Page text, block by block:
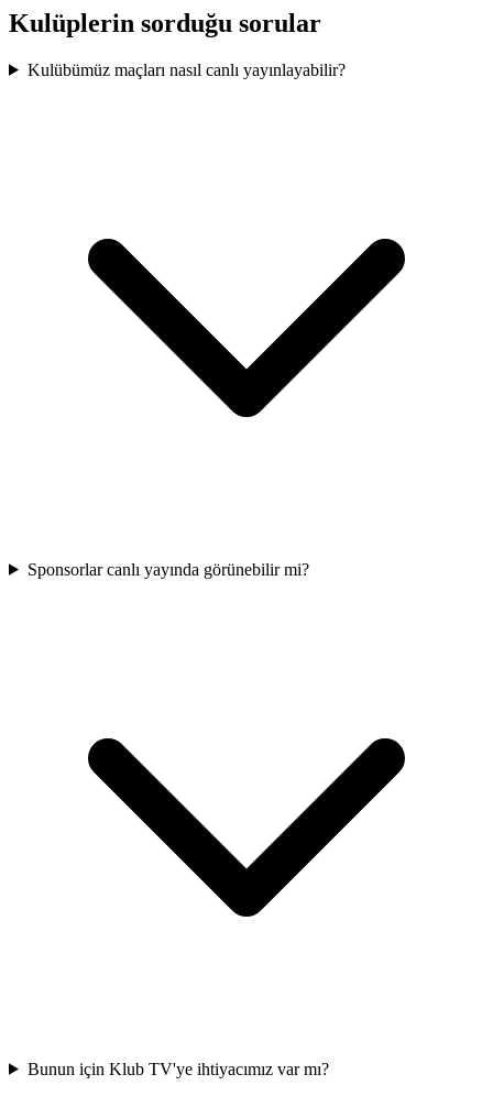
Kulüplerin sorduğu sorular
Kulübümüz maçları nasıl canlı yayınlayabilir?
Sponsorlar canlı yayında görünebilir mi?
Bunun için Klub TV'ye ihtiyacımız var mı?